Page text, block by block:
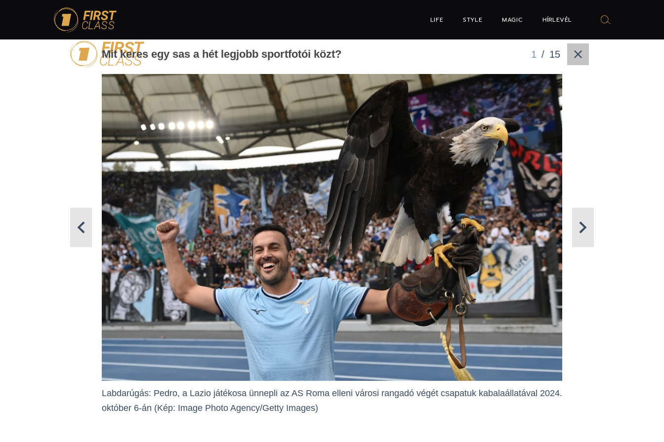
LIFE STYLE MAGIC HÍRLEVÉL
Mit keres egy sas a hét legjobb sportfotói közt? 1 / 15
Labdarúgás: Pedro, a Lazio játékosa ünnepli az AS Roma elleni városi rangadó végét csapatuk kabalaállatával 2024.
október 6-án (Kép: Image Photo Agency/Getty Images)